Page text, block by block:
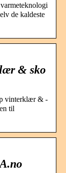
de kaldeste
& sko
vinterklær & -
til